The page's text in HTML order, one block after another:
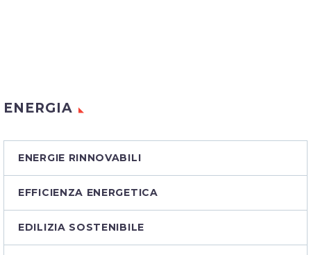
ENERGIA
ENERGIE RINNOVABILI
EFFICIENZA ENERGETICA
EDILIZIA SOSTENIBILE